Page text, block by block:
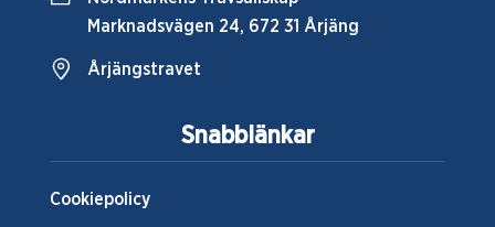
Snabblänkar
Cookiepolicy
Marknadsvägen 24, 672 31 Årjäng
Årjängstravet